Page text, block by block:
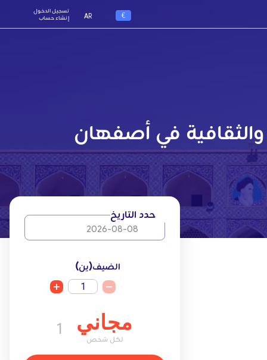
€
AR
تسجيل الدخول
إنشاء حساب
في أصفهان
حدد التاريخ
2026-08-08
الضيف(ين)
1
1 مجاني
لكل شخص